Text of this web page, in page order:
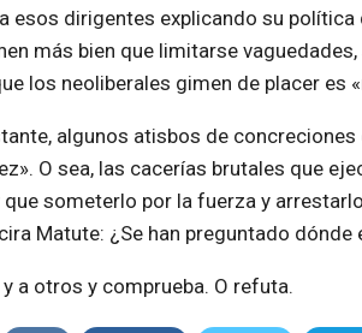
esos dirigentes explicando su
más bien que limitarse
los neoliberales gimen de placer es
algunos atisbos de
O sea, las cacerías brutales que
que someterlo por la fuerza y
Matute: ¿Se han preguntado
y a otros y comprueba. O refuta.